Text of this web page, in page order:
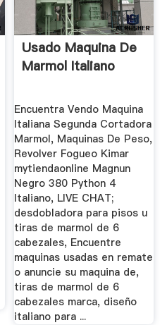
Usado Maquina De
Marmol Italiano
Encuentra Vendo Maquina
Italiana Segunda Cortadora
Marmol, Maquinas De Peso,
Revolver Fogueo Kimar
mytiendaonline Magnun
Negro 380 Python 4
Italiano, LIVE CHAT;
desdobladora para pisos u
tiras de marmol de 6
cabezales, Encuentre
maquinas usadas en remate
o anuncie su maquina de,
tiras de marmol de 6
cabezales marca, diseño
italiano para ...